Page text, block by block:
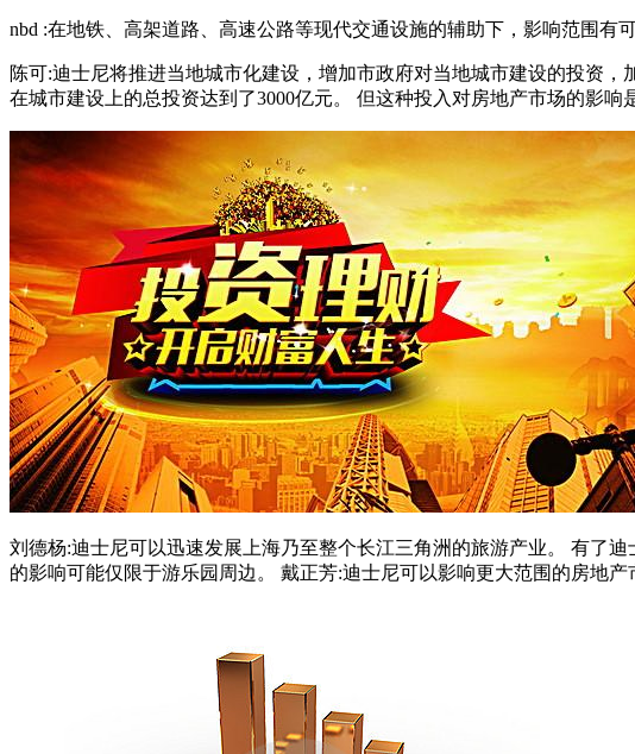
nbd :在地铁、高架道路、高速公路等现代交通设施的辅助下，影响范围有
陈可:迪士尼将推进当地城市化建设，增加市政府对当地城市建设的投资
在城市建设上的总投资达到了3000亿元。 但这种投入对房地产市场的影响
刘德杨:迪士尼可以迅速发展上海乃至整个长江三角洲的旅游产业。 有了
的影响可能仅限于游乐园周边。 戴正芳:迪士尼可以影响更大范围的房地产